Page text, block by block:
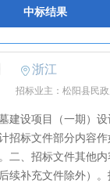
中标结果
浙江
招标业主：松阳县民
建设项目（一期）
招标文件部分内容
二、招标文件其他
续补充文件除外）